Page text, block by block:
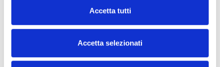
Accetta tutti
Accetta selezionati